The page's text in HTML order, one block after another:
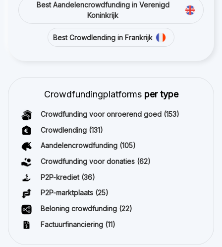
Best Aandelencrowdfunding in Verenigd
Koninkrijk
Best Crowdlending in Frankrijk
Crowdfundingplatforms per type
Crowdfunding voor onroerend goed (153)
Crowdlending (131)
Aandelencrowdfunding (105)
Crowdfunding voor donaties (62)
P2P-krediet (36)
P2P-marktplaats (25)
Beloning crowdfunding (22)
Factuurfinanciering (11)